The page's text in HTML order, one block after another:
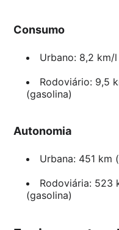
Consumo
Urbano: 8,2 km/
Rodoviário: 9,5
(gasolina)
Autonomia
Urbana: 451 km
Rodoviária: 523
(gasolina)